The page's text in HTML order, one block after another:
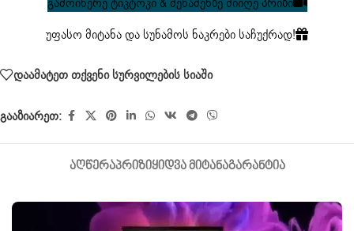
უფასო მიტანა და სუნამოს ნაკრები საჩუქრად!
დაამატეთ თქვენი სურვილების სიაში
გააზიარეთ:
ᲐᲦᲬᲔᲠᲐᲞᲠᲘᲖᲘᲧᲘᲓᲕᲐ ᲛᲘᲢᲐᲜᲐᲒᲐᲠᲐᲜᲢᲘᲐ